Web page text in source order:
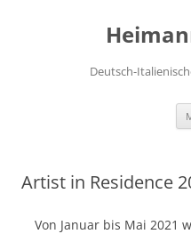
Deutsch-
Artist in Residence
Von Januar bis Mai 2021